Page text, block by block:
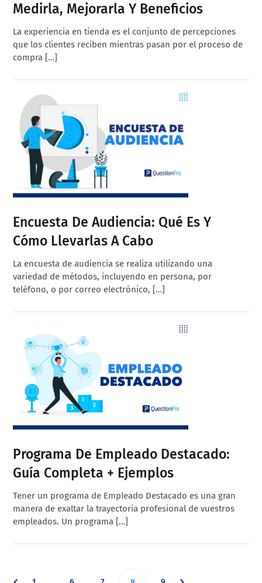
Medirla, Mejorarla Y Beneficios
La experiencia en tienda es el conjunto de percepciones
que los clientes reciben mientras pasan por el proceso de
compra […]
Encuesta De Audiencia: Qué Es Y
Cómo Llevarlas A Cabo
La encuesta de audiencia se realiza utilizando una
variedad de métodos, incluyendo en persona, por
teléfono, o por correo electrónico, […]
Programa De Empleado Destacado:
Guía Completa + Ejemplos
Tener un programa de Empleado Destacado es una gran
manera de exaltar la trayectoria profesional de vuestros
empleados. Un programa […]